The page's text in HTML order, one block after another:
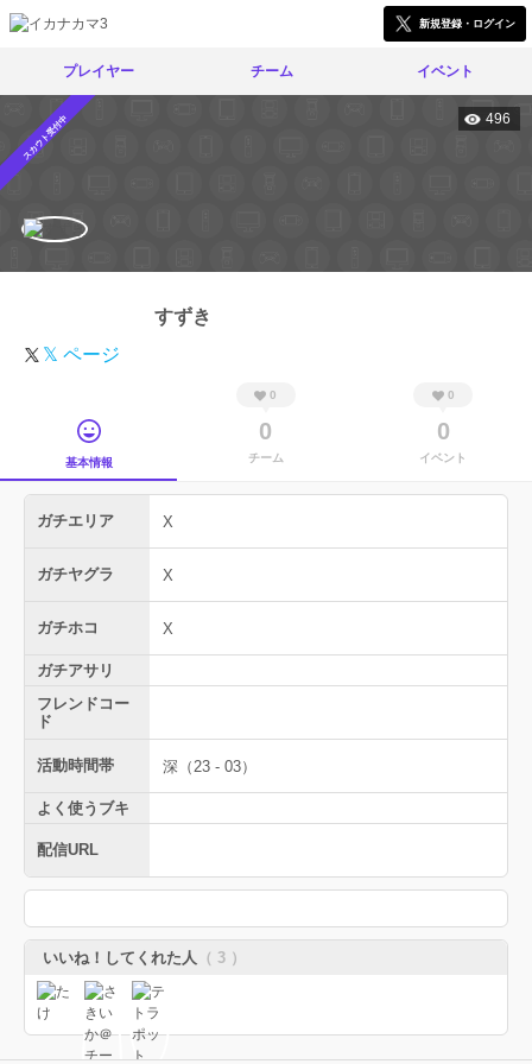
新規登録・ログイン
プレイヤー チーム イベント
スカウト受付中 496
すずき
𝕏 ページ
基本情報
0
0
チーム
0
0
イベント
ガチエリア X
ガチヤグラ X
ガチホコ X
ガチアサリ
フレンドコー
ド
活動時間帯 深（23 - 03）
よく使うブキ
配信URL
いいね！してくれた人 （ 3 ）